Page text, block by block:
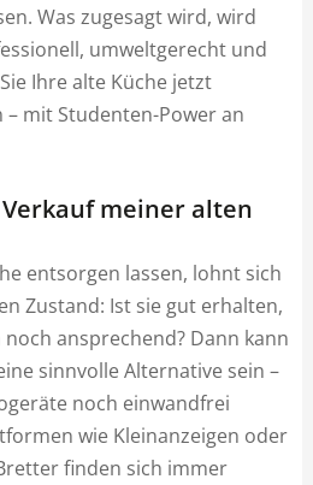
Was zugesagt wird, wird
umweltgerecht und
Ihre alte Küche jetzt
mit Studenten-Power an
meiner alten
entsorgen lassen, lohnt sich
Zustand: Ist sie gut erhalten,
ansprechend? Dann kann
sinnvolle Alternative sein –
noch einwandfrei
wie Kleinanzeigen oder
finden sich immer